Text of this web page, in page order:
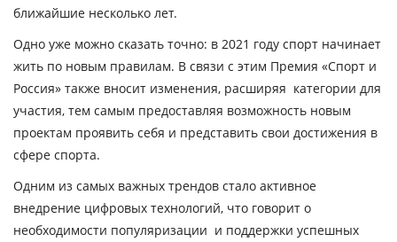
ближайшие несколько лет.
Одно уже можно сказать точно: в 2021 году спорт начинает
жить по новым правилам. В связи с этим Премия «Спорт и
Россия» также вносит изменения, расширяя категории для
участия, тем самым предоставляя возможность новым
проектам проявить себя и представить свои достижения в
сфере спорта.
Одним из самых важных трендов стало активное
внедрение цифровых технологий, что говорит о
необходимости популяризации и поддержки успешных